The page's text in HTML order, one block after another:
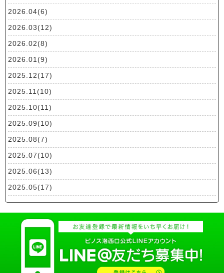
2026.04(6)
2026.03(12)
2026.02(8)
2026.01(9)
2025.12(17)
2025.11(10)
2025.10(11)
2025.09(10)
2025.08(7)
2025.07(10)
2025.06(13)
2025.05(17)
2025.04(19)
2025.03(10)
2025.01(14)
2024.12(14)